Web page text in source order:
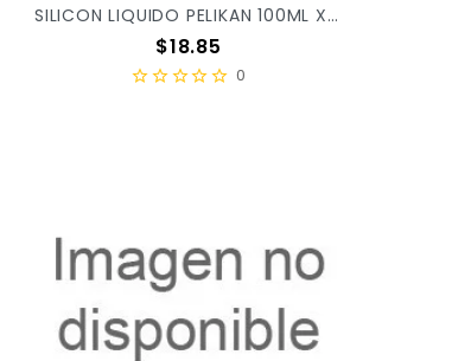
SILICON LIQUIDO PELIKAN 100ML X/36
Precio
$18.85
0